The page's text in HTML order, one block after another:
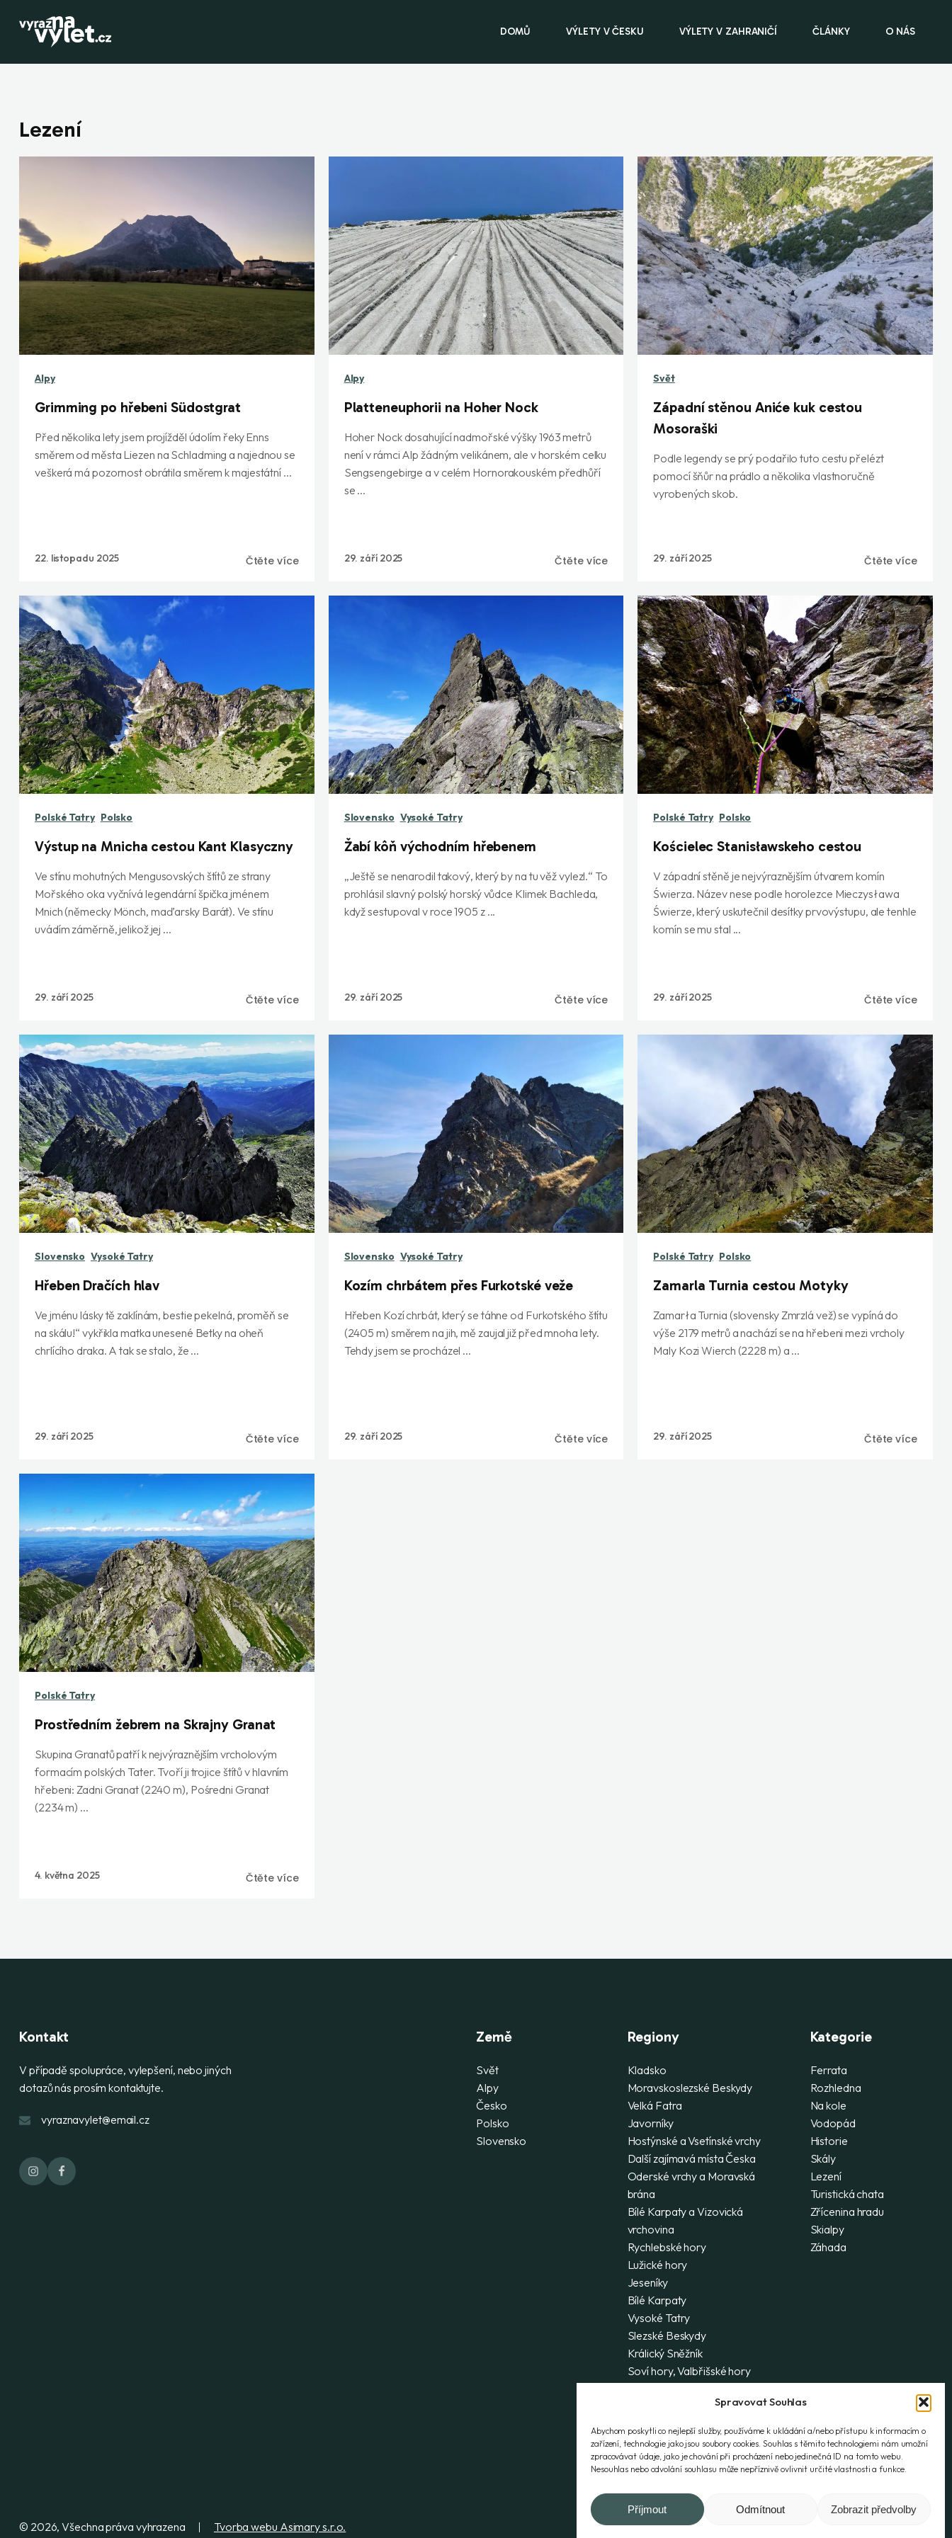
Spravovat Souhlas
Abychom poskytli co nejlepší služby, používáme k ukládání a/nebo přístupu k informacím o
zařízení, technologie jako jsou soubory cookies. Souhlas s těmito technologiemi nám umožní
zpracovávat údaje, jako je chování při procházení nebo jedinečná ID na tomto webu.
Nesouhlas nebo odvolání souhlasu může nepříznivě ovlivnit určité vlastnosti a funkce.
Příjmout Odmítnout Zobrazit předvolby
DOMŮ VÝLETY V ČESKU VÝLETY V ZAHRANIČÍ ČLÁNKY O NÁS
Lezení
Alpy
Grimming po hřebeni Südostgrat
Před několika lety jsem projížděl údolím řeky Enns
směrem od města Liezen na Schladming a najednou se
veškerá má pozornost obrátila směrem k majestátní ...
22. listopadu 2025 Čtěte více
Alpy
Platteneuphorii na Hoher Nock
Hoher Nock dosahující nadmořské výšky 1963 metrů
není v rámci Alp žádným velikánem, ale v horském celku
Sengsengebirge a v celém Hornorakouském předhůří
se ...
29. září 2025 Čtěte více
Svět
Západní stěnou Aniće kuk cestou
Mosoraški
Podle legendy se prý podařilo tuto cestu přelézt
pomocí šňůr na prádlo a několika vlastnoručně
vyrobených skob.
29. září 2025 Čtěte více
Polské Tatry Polsko
Výstup na Mnicha cestou Kant Klasyczny
Ve stínu mohutných Mengusovských štítů ze strany
Mořského oka vyčnívá legendární špička jménem
Mnich (německy Mönch, maďarsky Barát). Ve stínu
uvádím záměrně, jelikož jej ...
29. září 2025 Čtěte více
Slovensko Vysoké Tatry
Žabí kôň východním hřebenem
„Ještě se nenarodil takový, který by na tu věž vylezl.“ To
prohlásil slavný polský horský vůdce Klimek Bachleda,
když sestupoval v roce 1905 z ...
29. září 2025 Čtěte více
Polské Tatry Polsko
Kościelec Stanisławskeho cestou
V západní stěně je nejvýraznějším útvarem komín
Świerza. Název nese podle horolezce Mieczysława
Świerze, který uskutečnil desítky prvovýstupu, ale tenhle
komín se mu stal ...
29. září 2025 Čtěte více
Slovensko Vysoké Tatry
Hřeben Dračích hlav
Ve jménu lásky tě zaklínám, bestie pekelná, proměň se
na skálu!“ vykřikla matka unesené Betky na oheň
chrlícího draka. A tak se stalo, že ...
29. září 2025 Čtěte více
Slovensko Vysoké Tatry
Kozím chrbátem přes Furkotské veže
Hřeben Kozí chrbát, který se táhne od Furkotského štítu
(2405 m) směrem na jih, mě zaujal již před mnoha lety.
Tehdy jsem se procházel ...
29. září 2025 Čtěte více
Polské Tatry Polsko
Zamarla Turnia cestou Motyky
Zamarła Turnia (slovensky Zmrzlá vež) se vypíná do
výše 2179 metrů a nachází se na hřebeni mezi vrcholy
Maly Kozi Wierch (2228 m) a ...
29. září 2025 Čtěte více
Polské Tatry
Prostředním žebrem na Skrajny Granat
Skupina Granatů patří k nejvýraznějším vrcholovým
formacím polských Tater. Tvoří ji trojice štítů v hlavním
hřebeni: Zadni Granat (2240 m), Pośredni Granat
(2234 m) ...
4. května 2025 Čtěte více
Kontakt
V případě spolupráce, vylepšení, nebo jiných
dotazů nás prosím kontaktujte.
vyraznavylet@email.cz
Země
Svět
Alpy
Česko
Polsko
Slovensko
Regiony
Kladsko
Moravskoslezské Beskydy
Velká Fatra
Javorníky
Hostýnské a Vsetínské vrchy
Další zajímavá místa Česka
Oderské vrchy a Moravská
brána
Bílé Karpaty a Vizovická
vrchovina
Rychlebské hory
Lužické hory
Jeseníky
Bílé Karpaty
Vysoké Tatry
Slezské Beskydy
Králický Sněžník
Soví hory, Valbřišské hory
Další zajímavá místa Polska
Západní Tatry
Strážovské a Súlovské vrchy
Kategorie
Ferrata
Rozhledna
Na kole
Vodopád
Historie
Skály
Lezení
Turistická chata
Zřícenina hradu
Skialpy
Záhada
© 2026, Všechna práva vyhrazena Tvorba webu Asimary s.r.o.